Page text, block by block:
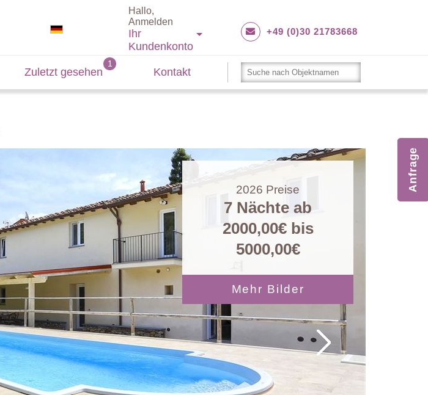
Hallo,
Anmelden
Ihr
Kundenkonto
+49 (0)30 21783668
Zuletzt gesehen Kontakt
2026 Preise
7 Nächte ab
2000,00€bis
5000,00€
Mehr Bilder
Anfrage